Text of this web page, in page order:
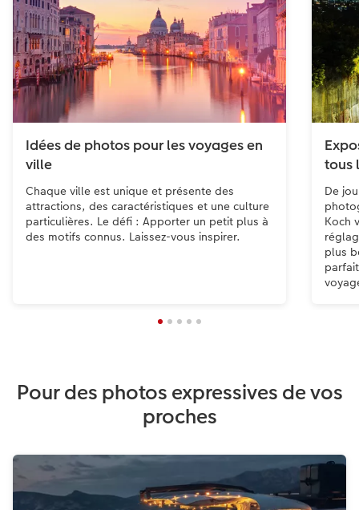
Idées de photos pour les voyages en
ville
Chaque ville est unique et présente des
attractions, des caractéristiques et une culture
particulières. Le défi : Apporter un petit plus à
des motifs connus. Laissez-vous inspirer.
tous
De
Koch
plus
Pour des photos expressives de vos
proches